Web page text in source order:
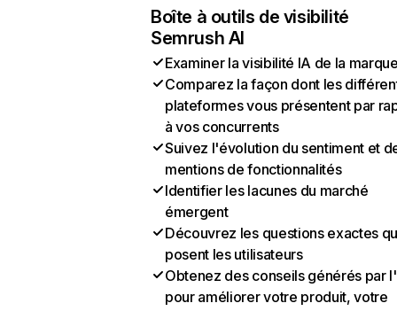
Boîte à outils de visibilité
Semrush AI
Examiner la visibilité IA de la
Comparez la façon dont les
plateformes vous présentent par
à vos concurrents
Suivez l'évolution du sentiment et
mentions de fonctionnalités
Identifier les lacunes du marché
émergent
Découvrez les questions exactes
posent les utilisateurs
Obtenez des conseils générés par
pour améliorer votre produit, votre